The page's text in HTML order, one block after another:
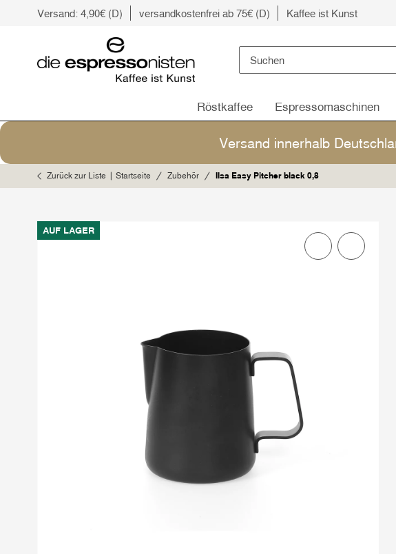
Versand: 4,90€ (D) versandkostenfrei ab 75€ (D) Kaffee ist Kunst
Röstkaffee Espressomaschinen
Versand innerhalb
Zurück zur Liste Startseite Zubehör Ilsa Easy Pitcher black 0,8
AUF LAGER